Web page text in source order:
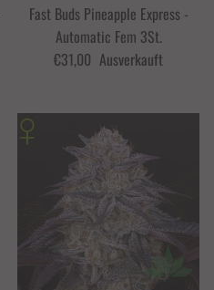
Fast Buds Pineapple Express -
Automatic Fem 3St.
€31,00 Ausverkauft